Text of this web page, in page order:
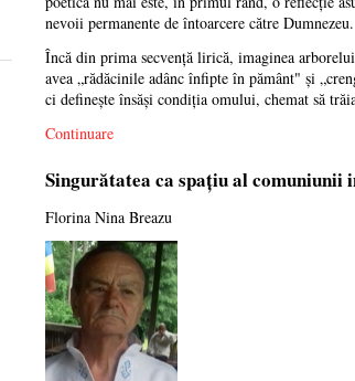
nevoii permanente de întoarcere către Dumnezeu.
Încă din prima secvență lirică, imaginea
avea „rădăcinile adânc înfipte în pământ" și
ci definește însăși condiția omului, chemat să
Continuare
Singurătatea ca spațiu al comuniunii
Florina Nina Breazu